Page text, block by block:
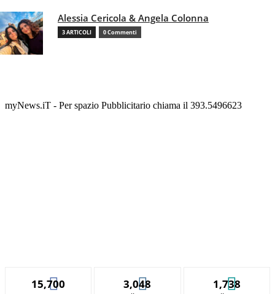
Alessia Cericola & Angela Colonna
3 ARTICOLI 0 Commenti
myNews.iT - Per spazio Pubblicitario chiama il 393.5496623
15,700 3,048 1,738